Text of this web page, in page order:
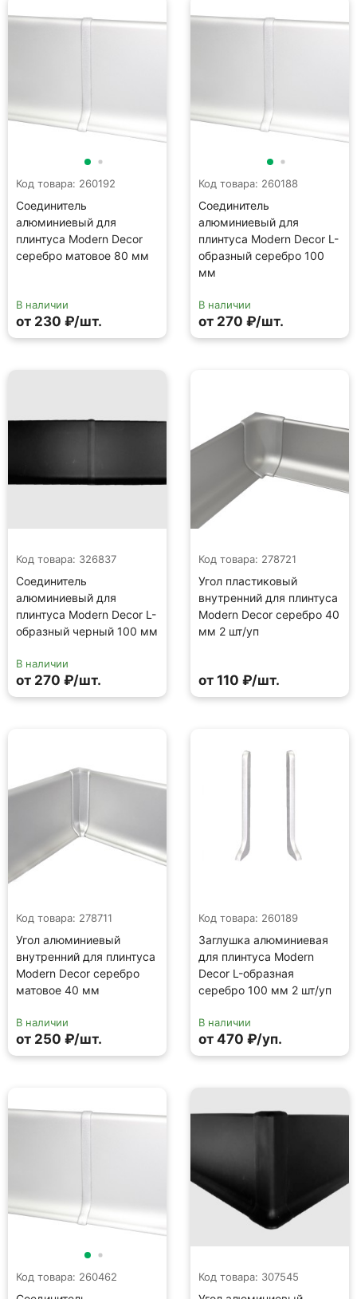
Код товара: 260192
Соединитель
алюминиевый для
плинтуса Modern Decor
серебро матовое 80 мм
В наличии
от 230 ₽/шт.
Код товара: 260188
Соединитель
алюминиевый для
плинтуса Modern Decor L-
образный серебро 100
мм
В наличии
от 270 ₽/шт.
Код товара: 326837
Соединитель
алюминиевый для
плинтуса Modern Decor L-
образный черный 100 мм
В наличии
от 270 ₽/шт.
Код товара: 278721
Угол пластиковый
внутренний для плинтуса
Modern Decor серебро 40
мм 2 шт/уп
от 110 ₽/шт.
Код товара: 278711
Угол алюминиевый
внутренний для плинтуса
Modern Decor серебро
матовое 40 мм
В наличии
от 250 ₽/шт.
Код товара: 260189
Заглушка алюминиевая
для плинтуса Modern
Decor L-образная
серебро 100 мм 2 шт/уп
В наличии
от 470 ₽/уп.
Код товара: 260462 Код товара: 307545